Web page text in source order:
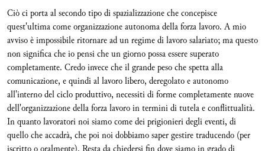
Ciò ci porta al secondo tipo di spazializzazione che concepisce
quest'ultima come organizzazione autonoma della forza lavoro. A mio
avviso è impossibile ritornare ad un regime di lavoro salariato; ma questo
non significa che io pensi che un giorno possa essere superato
completamente. Credo invece che il grande peso che spetta alla
comunicazione, e quindi al lavoro libero, deregolato e autonomo
all'interno del ciclo produttivo, necessiti di forme completamente nuove
dell'organizzazione della forza lavoro in termini di tutela e conflittualità.
In quanto lavoratori noi siamo come dei prigionieri degli eventi, di
quello che accadrà, che poi noi dobbiamo saper gestire traducendo (per